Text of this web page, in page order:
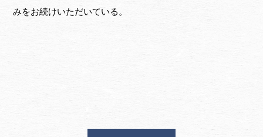
みをお続けいただいている。